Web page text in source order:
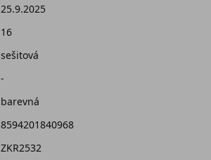
25.9.2025
16
sešitová
-
barevná
8594201840968
ZKR2532